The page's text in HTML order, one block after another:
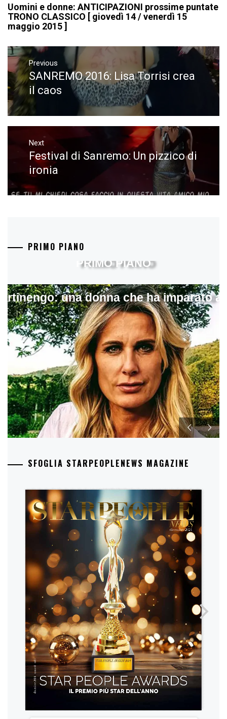
Uomini e donne: ANTICIPAZIONI prossime puntate
TRONO CLASSICO [ giovedì 14 / venerdì 15
maggio 2015 ]
Navigazione
articoli
Previous
Previous
post:
SANREMO 2016: Lisa Torrisi crea
il caos
Next
Next
post:
Festival di Sanremo: Un pizzico di
ironia
PRIMO PIANO
una donna che ha imparato a
PRIMO PIANO
SFOGLIA STARPEOPLENEWS MAGAZINE